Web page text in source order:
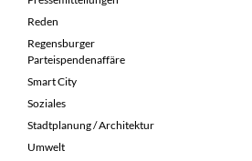
Reden
Regensburger
Parteispendenaffäre
Smart City
Soziales
Stadtplanung / Architektur
Umwelt